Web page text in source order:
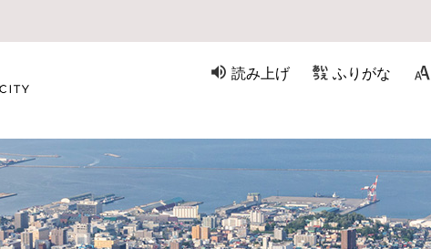
読み上げ ふりがな